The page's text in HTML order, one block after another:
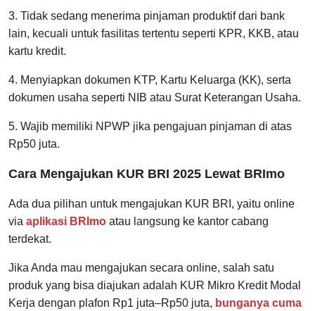
3. Tidak sedang menerima pinjaman produktif dari bank
lain, kecuali untuk fasilitas tertentu seperti KPR, KKB, atau
kartu kredit.
4. Menyiapkan dokumen KTP, Kartu Keluarga (KK), serta
dokumen usaha seperti NIB atau Surat Keterangan Usaha.
5. Wajib memiliki NPWP jika pengajuan pinjaman di atas
Rp50 juta.
Cara Mengajukan KUR BRI 2025 Lewat BRImo
Ada dua pilihan untuk mengajukan KUR BRI, yaitu online
via aplikasi BRImo atau langsung ke kantor cabang
terdekat.
Jika Anda mau mengajukan secara online, salah satu
produk yang bisa diajukan adalah KUR Mikro Kredit Modal
Kerja dengan plafon Rp1 juta–Rp50 juta, bunganya cuma